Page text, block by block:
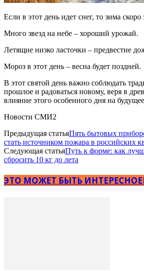
Если в этот день идет снег, то зима скоро
Много звезд на небе – хороший урожай.
Летящие низко ласточки – предвестие
Мороз в этот день – весна будет поздней.
В этот святой день важно соблюдать
прошлое и радоваться новому, веря в
влияние этого особенного дня на
Новости СМИ2
Предыдущая статьяПять бытовых
стать источником пожара в российских
Следующая статьяПуть к форме: как
сбросить 10 кг до лета
ЭТО МОЖЕТ БЫТЬ ИНТЕРЕСНО